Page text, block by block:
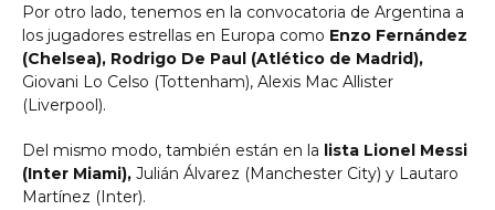
Por otro lado, tenemos en la convocatoria de Argentina a
los jugadores estrellas en Europa como Enzo Fernández
(Chelsea), Rodrigo De Paul (Atlético de Madrid),
Giovani Lo Celso (Tottenham), Alexis Mac Allister
(Liverpool).
Del mismo modo, también están en la lista Lionel Messi
(Inter Miami), Julián Álvarez (Manchester City) y Lautaro
Martínez (Inter).